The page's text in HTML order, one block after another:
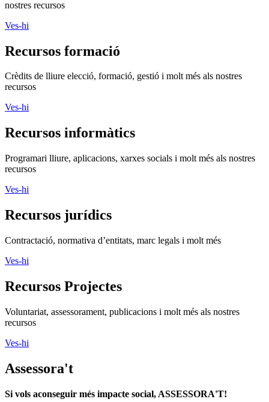
nostres recursos
Ves-hi
Recursos formació
Crèdits de lliure elecció, formació, gestió i molt més als nostres
recursos
Ves-hi
Recursos informàtics
Programari lliure, aplicacions, xarxes socials i molt més als nostres
recursos
Ves-hi
Recursos jurídics
Contractació, normativa d’entitats, marc legals i molt més
Ves-hi
Recursos Projectes
Voluntariat, assessorament, publicacions i molt més als nostres
recursos
Ves-hi
Assessora't
Si vols aconseguir més impacte social, ASSESSORA'T!